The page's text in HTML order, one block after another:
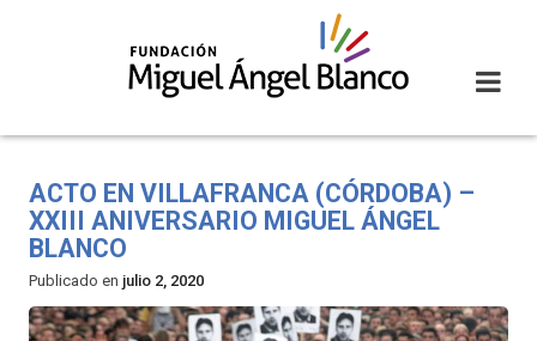
ACTO EN VILLAFRANCA (CÓRDOBA) –
XXIII ANIVERSARIO MIGUEL ÁNGEL
BLANCO
Publicado en julio 2, 2020